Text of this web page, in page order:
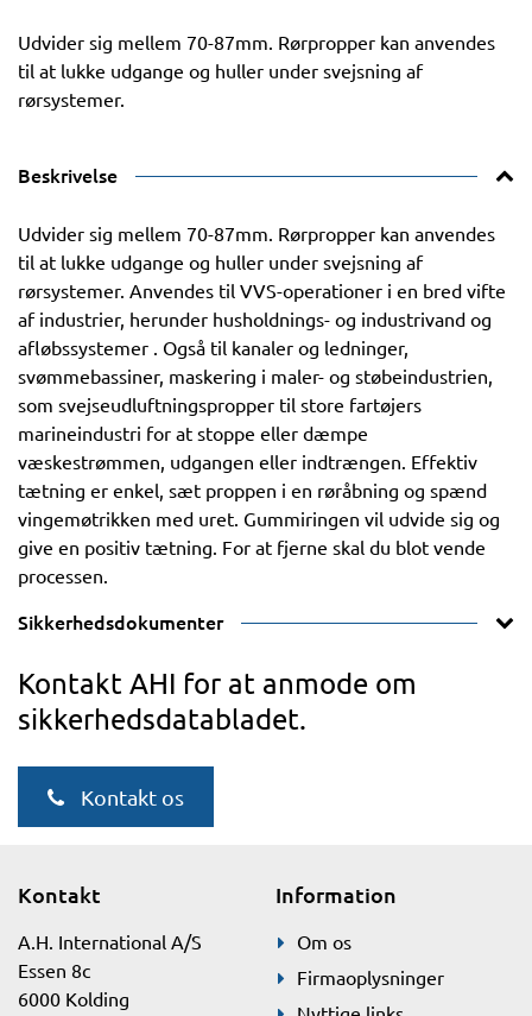
Udvider sig mellem 70-87mm. Rørpropper kan anvendes
til at lukke udgange og huller under svejsning af
rørsystemer.
Beskrivelse
Udvider sig mellem 70-87mm. Rørpropper kan anvendes
til at lukke udgange og huller under svejsning af
rørsystemer. Anvendes til VVS-operationer i en bred vifte
af industrier, herunder husholdnings- og industrivand og
afløbssystemer . Også til kanaler og ledninger,
svømmebassiner, maskering i maler- og støbeindustrien,
som svejseudluftningspropper til store fartøjers
marineindustri for at stoppe eller dæmpe
væskestrømmen, udgangen eller indtrængen. Effektiv
tætning er enkel, sæt proppen i en røråbning og spænd
vingemøtrikken med uret. Gummiringen vil udvide sig og
give en positiv tætning. For at fjerne skal du blot vende
processen.
Sikkerhedsdokumenter
Kontakt AHI for at anmode om
sikkerhedsdatabladet.
Kontakt os
Kontakt
A.H. International A/S
Essen 8c
6000 Kolding
Information
Om os
Firmaoplysninger